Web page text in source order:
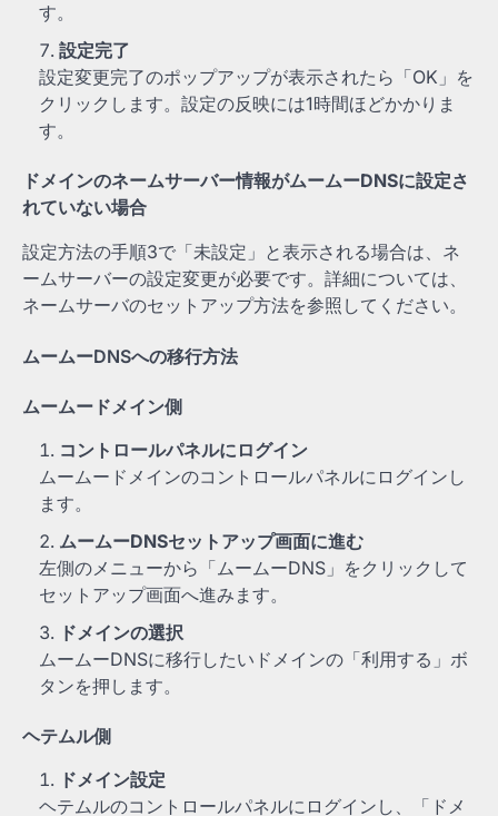
す。
設定完了
設定変更完了のポップアップが表示されたら「OK」を
クリックします。設定の反映には1時間ほどかかりま
す。
ドメインのネームサーバー情報がムームーDNSに設定さ
れていない場合
設定方法の手順3で「未設定」と表示される場合は、ネ
ームサーバーの設定変更が必要です。詳細については、
ネームサーバのセットアップ方法を参照してください。
ムームーDNSへの移行方法
ムームードメイン側
コントロールパネルにログイン
ムームードメインのコントロールパネルにログインし
ます。
ムームーDNSセットアップ画面に進む
左側のメニューから「ムームーDNS」をクリックして
セットアップ画面へ進みます。
ドメインの選択
ムームーDNSに移行したいドメインの「利用する」ボ
タンを押します。
ヘテムル側
ドメイン設定
ヘテムルのコントロールパネルにログインし、「ドメ